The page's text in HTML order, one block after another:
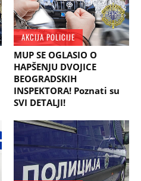
AKCIJA POLICIJE
MUP SE OGLASIO O
HAPŠENJU DVOJICE
BEOGRADSKIH
INSPEKTORA! Poznati su
SVI DETALJI!